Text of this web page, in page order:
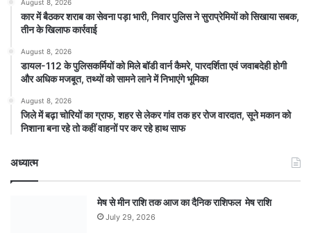
August 8, 2026
कार में बैठकर शराब का सेवना पड़ा भारी, निवार पुलिस ने सुराप्रेमियों को सिखाया सबक,
तीन के खिलाफ कार्रवाई
August 8, 2026
डायल-112 के पुलिसकर्मियों को मिले बॉडी वार्न कैमरे, पारदर्शिता एवं जवाबदेही होगी
और अधिक मजबूत, तथ्यों को सामने लाने में निभाएंगे भूमिका
August 8, 2026
जिले में बढ़ा चोरियों का ग्राफ, शहर से लेकर गांव तक हर रोज वारदात, सूने मकान को
निशाना बना रहे तो कहीं वाहनों पर कर रहे हाथ साफ
अध्यात्म
मेष से मीन राशि तक आज का दैनिक राशिफल मेष राशि
July 29, 2026